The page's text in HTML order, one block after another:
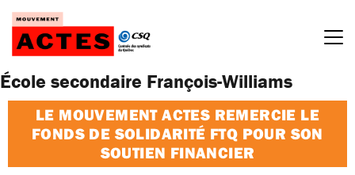
Passer
contenu
École secondaire François-Williams
LE MOUVEMENT ACTES REMERCIE LE
FONDS DE SOLIDARITÉ FTQ POUR SON
SOUTIEN FINANCIER